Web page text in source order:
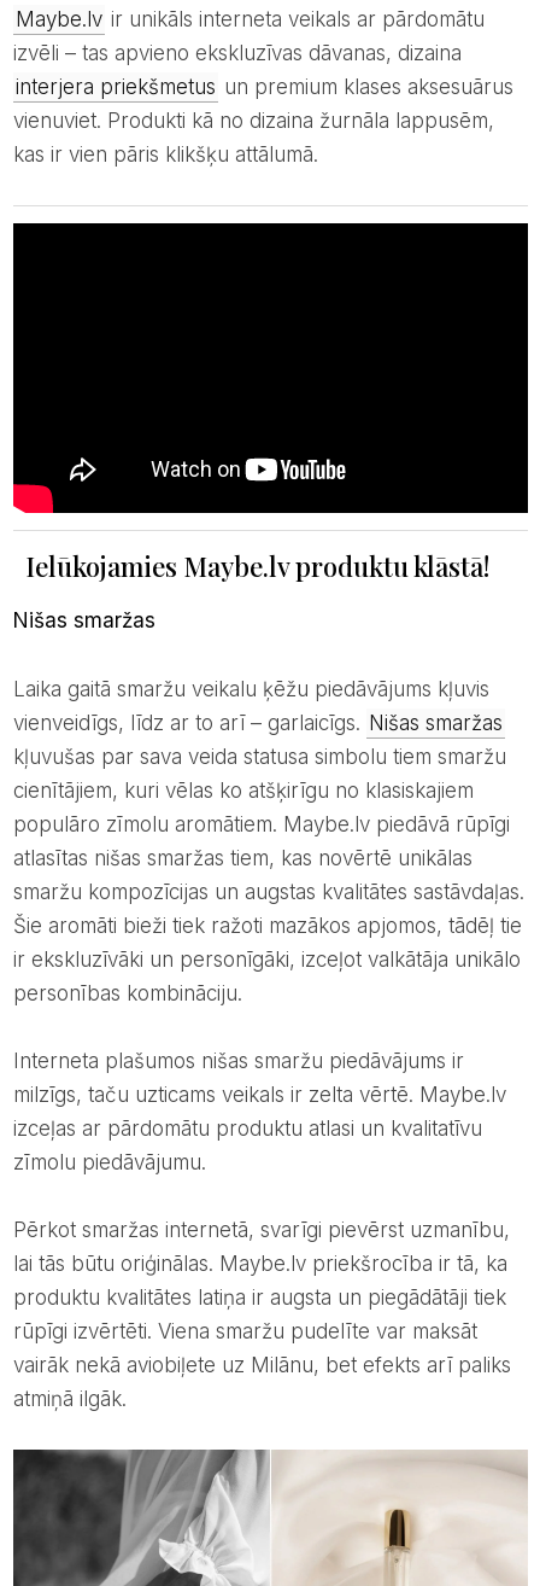
Maybe.lv ir unikāls interneta veikals ar pārdomātu
izvēli – tas apvieno ekskluzīvas dāvanas, dizaina
interjera priekšmetus un premium klases aksesuārus
vienuviet. Produkti kā no dizaina žurnāla lappusēm,
kas ir vien pāris klikšķu attālumā.
Ielūkojamies Maybe.lv produktu klāstā!
Nišas smaržas
Laika gaitā smaržu veikalu ķēžu piedāvājums kļuvis
vienveidīgs, līdz ar to arī – garlaicīgs. Nišas smaržas
kļuvušas par sava veida statusa simbolu tiem smaržu
cienītājiem, kuri vēlas ko atšķirīgu no klasiskajiem
populāro zīmolu aromātiem. Maybe.lv piedāvā rūpīgi
atlasītas nišas smaržas tiem, kas novērtē unikālas
smaržu kompozīcijas un augstas kvalitātes sastāvdaļas.
Šie aromāti bieži tiek ražoti mazākos apjomos, tādēļ tie
ir ekskluzīvāki un personīgāki, izceļot valkātāja unikālo
personības kombināciju.
milzīgs, taču uzticams veikals ir zelta vērtē. Maybe.lv
izceļas ar pārdomātu produktu atlasi un kvalitatīvu
zīmolu piedāvājumu.
Pērkot smaržas internetā, svarīgi pievērst uzmanību,
lai tās būtu oriģinālas. Maybe.lv priekšrocība ir tā, ka
produktu kvalitātes latiņa ir augsta un piegādātāji tiek
rūpīgi izvērtēti. Viena smaržu pudelīte var maksāt
vairāk nekā aviobiļete uz Milānu, bet efekts arī paliks
atmiņā ilgāk.